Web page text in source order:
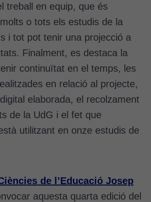
treball en equip, que és
o tots els estudis de la
i tot pot tenir una projecció a
Finalment, es destaca la
continuïtat en el temps, les
en relació al projecte,
elaborada, el recolzament
de la UdG i el fet que
utilitzant en onze estudis de
de l’Educació Josep
aquesta quarta edició del